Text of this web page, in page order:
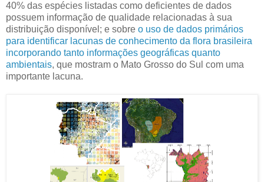
40% das espécies listadas como deficientes de dados
possuem informação de qualidade relacionadas à sua
distribuição disponível; e sobre o uso de dados primários
para identificar lacunas de conhecimento da flora brasileira
incorporando tanto informações geográficas quanto
ambientais, que mostram o Mato Grosso do Sul com uma
importante lacuna.